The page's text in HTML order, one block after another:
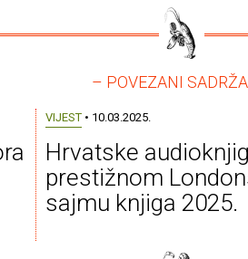
– POVEZANI
VIJEST• 10.03.2025.
Hrvatske
prestižnom
sajmu knjiga 2025.